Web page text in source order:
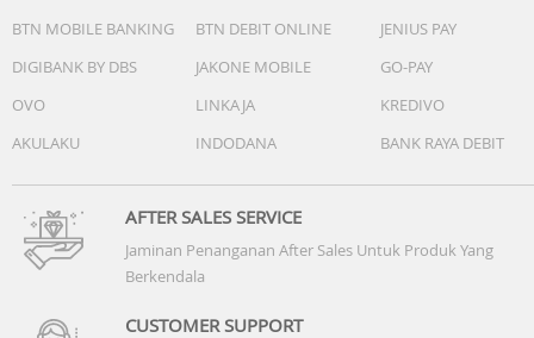
BTN MOBILE BANKING
BTN DEBIT ONLINE
JENIUS PAY
DIGIBANK BY DBS
JAKONE MOBILE
GO-PAY
OVO
LINKAJA
KREDIVO
AKULAKU
INDODANA BANK RAYA DEBIT
AFTER SALES SERVICE
Jaminan Penanganan After Sales Untuk Produk Yang
Berkendala
CUSTOMER SUPPORT